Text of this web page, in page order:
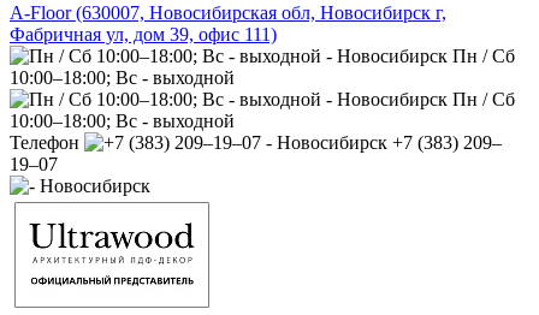
A-Floor (630007, Новосибирская обл, Новосибирск г,
Фабричная ул, дом 39, офис 111)
Пн / Сб
10:00–18:00; Вс - выходной
Пн / Сб
10:00–18:00; Вс - выходной
Телефон
+7 (383) 209‒
19‒07